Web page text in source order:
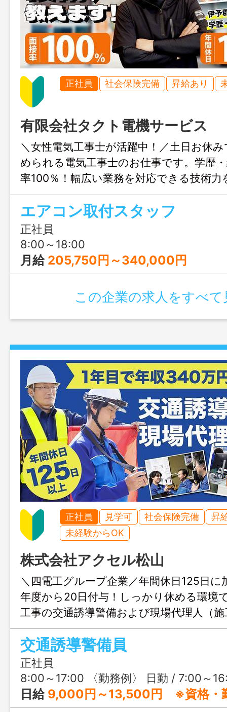
正社員 社会保険完備 昇給あり
有限会社タクト電機サービス
＼女性電気工事士が活躍中！／土日お休
められる電気工事士のお仕事です。学歴
率100％！幅広い業務を対応できる技術力
らこそ、豊富なスキルが磨けます♪ 資格
家資格を取得して、自分の財産を手に入
エアコン取付スタッフ
正社員
8:00～18:00
月給 205,750円～340,000円
この企業の求人をすべて
正社員 見学可 社会保険完備
昇
未経験からOK
株式会社アクセル松山
＼四電工グループ企業／年間休日125日に
年度から20日付与！しっかり休める環境
工事の交通誘導警備および現場代理人（
事です。各種手当が豊富で、手当だけで
ることも！充実の研修制度＆資格取得支
どんどん目指せます◎ プライベートを大
安定したキャリアを築ける職場で一緒に
職場見学も随時受付中！
交通誘導警備員
正社員
8:00～17:00 〈勤務例〉 日勤 / 7:00～16:00、8:00～17:00 夜勤 / 23:00～翌8:00 ※現場により就業時間が異なる場合がありま
日給 9,000円～13,500円 ※資格・勤務年数等による （想定月収：